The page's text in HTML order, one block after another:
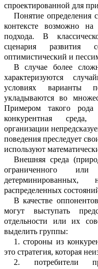
спроектированной для
Понятие определения
контексте возможно на
подхода. В
сценария развития
оптимистический и пес
В случае более
характеризуются
условиях варианты
укладываются во
Примером такого
конкурентная
организации
поведения преследует
используют
Внешняя среда
ограниченного
детерминированных,
распределенных
В качестве
могут выступать
отдельности или их
выделить группы:
1. стороны из
это стратегия, которая
2.